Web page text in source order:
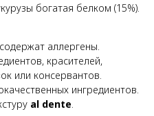
богатая белком (15%).
аллергены.
красителей,
или консервантов.
ингредиентов.
al dente